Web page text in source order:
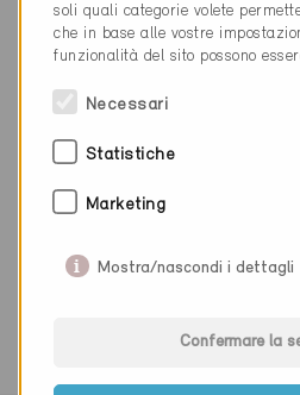
Realizzazione
Costruzione di cucine, falegname
0 Edifici Minergie (0
soli quali categorie volete
che in base alle vostre
funzionalità del sito possono
Necessari
Statistiche
Marketing
Mostra/nascondi i dettagli
Confermare la